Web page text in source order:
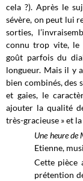
cela ?). Après le
sévère, on peut lui
sorties,
connu trop vite, le
goût parfois du
longueur. Mais il y
bien combinés, des
et gaies, le
ajouter la qualité
très-gracieuse » et
Une heure de
Etienne,
Cette pièce
prétention